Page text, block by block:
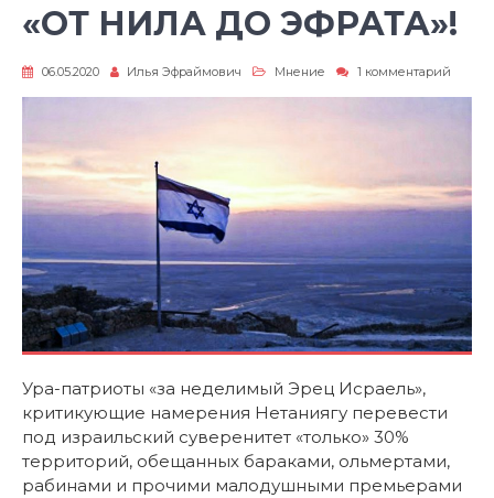
«ОТ НИЛА ДО ЭФРАТА»!
06.05.2020 Илья Эфраймович Мнение 1 комментарий
ДО
Ура-патриоты «за неделимый Эрец Исраель»,
критикующие намерения Нетаниягу перевести
под израильский суверенитет «только» 30%
территорий, обещанных бараками, ольмертами,
рабинами и прочими малодушными премьерами